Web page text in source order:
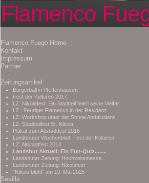
Flamenco
Flamenco Fuego Home
Kontakt
Impressum
Partner
Zeitungsartikel
Bürgerball in Pfeffenhausen
Fest der Kulturen 2017
LZ: Nikolafest: Ein Stadtteil feiert seine Vielfalt
LZ : Feuriger Flamenco in der Residenz
LZ: Workshop unter der Sonne Andalusiens
LZ: Stadtteilfest St. Nikola
Plakat zum Altstadtfest 2016
Landshuter Wochenblatt: Fest der Kulturen
LZ: Altstadtfest 2014
Landshut Aktuell: Ein Fun-Quiz........
Landshuter Zeitung: Hochzeitsmesse
Landshuter Zeitung: Nikolafest
"Nikola blüht" am 10. Mai 2025
Sevilla